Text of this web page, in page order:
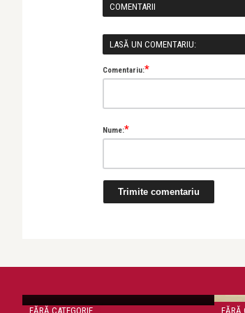
COMENTARII
LASĂ UN COMENTARIU:
Comentariu:*
Nume:*
FĂRĂ CATEGORIE FĂRĂ